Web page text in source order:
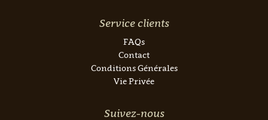
Service clients
FAQs
Contact
Conditions Générales
Vie Privée
Suivez-nous